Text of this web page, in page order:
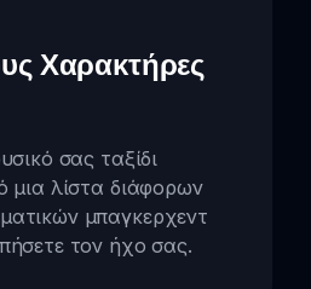
Χαρακτήρες
σας ταξίδι
μια λίστα διάφορων
μπαγκερχεντ
τον ήχο σας.